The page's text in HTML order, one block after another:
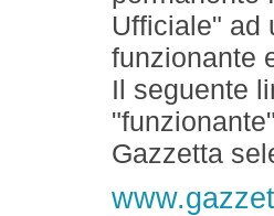
Ufficiale" ad
funzionante
Il seguente
Gazzetta